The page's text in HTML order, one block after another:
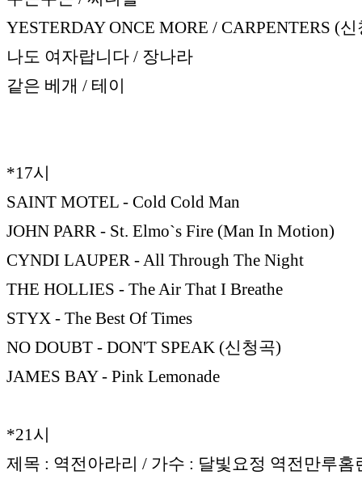
YESTERDAY ONCE MORE / CARPENTERS (
나도 여자랍니다 / 장나라
같은 베개 / 테이
*17시
SAINT MOTEL - Cold Cold Man
JOHN PARR - St. Elmo`s Fire (Man In Motion)
CYNDI LAUPER - All Through The Night
THE HOLLIES - The Air That I Breathe
STYX - The Best Of Times
NO DOUBT - DON'T SPEAK (신청곡)
JAMES BAY - Pink Lemonade
*21시
제목 : 역전아라리 / 가수 : 달빛요정 역전만루홈